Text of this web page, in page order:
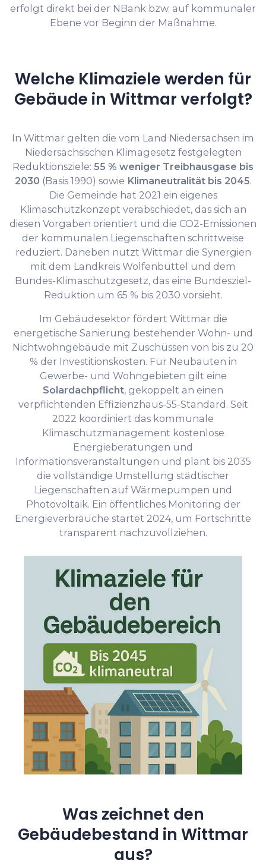
erfolgt direkt bei der NBank bzw. auf kommunaler
Ebene vor Beginn der Maßnahme.
Welche Klimaziele werden für
Gebäude in Wittmar verfolgt?
In Wittmar gelten die vom Land Niedersachsen im
Niedersächsischen Klimagesetz festgelegten
Reduktionsziele: 55 % weniger Treibhausgase bis
2030 (Basis 1990) sowie Klimaneutralität bis 2045.
Die Gemeinde hat 2021 ein eigenes
Klimaschutzkonzept verabschiedet, das sich an
diesen Vorgaben orientiert und die CO2-Emissionen
der kommunalen Liegenschaften schrittweise
reduziert. Daneben nutzt Wittmar die Synergien
mit dem Landkreis Wolfenbüttel und dem
Bundes-Klimaschutzgesetz, das eine Bundesziel-
Reduktion um 65 % bis 2030 vorsieht.
Im Gebäudesektor fördert Wittmar die
energetische Sanierung bestehender Wohn- und
Nichtwohngebäude mit Zuschüssen von bis zu 20
% der Investitionskosten. Für Neubauten in
Gewerbe- und Wohngebieten gilt eine
Solardachpflicht, gekoppelt an einen
verpflichtenden Effizienzhaus-55-Standard. Seit
2022 koordiniert das kommunale
Klimaschutzmanagement kostenlose
Energieberatungen und
Informationsveranstaltungen und plant bis 2035
die vollständige Umstellung städtischer
Liegenschaften auf Wärmepumpen und
Photovoltaik. Ein öffentliches Monitoring der
Energieverbräuche startet 2024, um Fortschritte
transparent nachzuvollziehen.
Was zeichnet den
Gebäudebestand in Wittmar
aus?